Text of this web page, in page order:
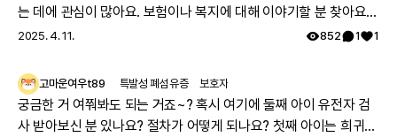
는 데에 관심이 많아요. 보험이나 복지에 대해 이야기할 분 찾아요
👏🏻
2025. 4. 11. 852 1 1
고마운여우t89 특발성 폐섬유증 보호자
궁금한 거 여쭤봐도 되는 거죠~? 혹시 여기에 둘째 아이 유전자 검
사 받아보신 분 있나요? 절차가 어떻게 되나요? 첫째 아이는 희귀질